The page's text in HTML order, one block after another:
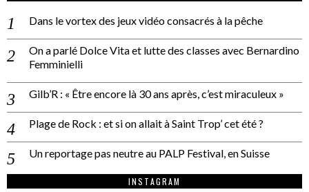
Dans le vortex des jeux vidéo consacrés à la pêche
On a parlé Dolce Vita et lutte des classes avec Bernardino
Femminielli
Gilb’R : « Être encore là 30 ans après, c’est miraculeux »
Plage de Rock : et si on allait à Saint Trop’ cet été ?
Un reportage pas neutre au PALP Festival, en Suisse
INSTAGRAM